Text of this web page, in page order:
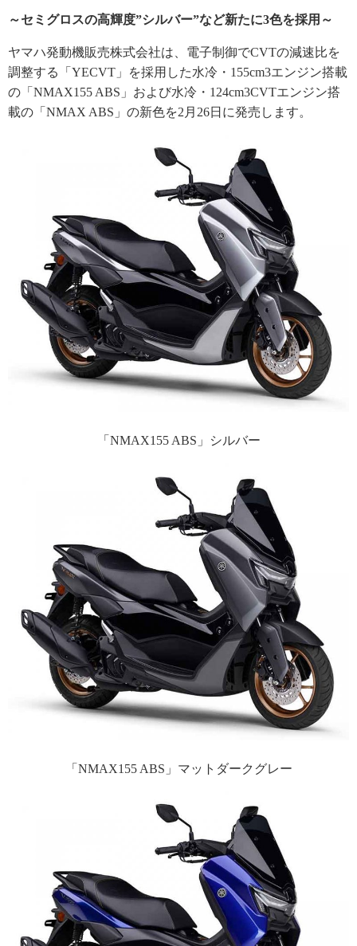
～セミグロスの高輝度”シルバー”など新たに3色を採用～
ヤマハ発動機販売株式会社は、電子制御でCVTの減速比を
調整する「YECVT」を採用した水冷・155cm3エンジン搭載
の「NMAX155 ABS」および水冷・124cm3CVTエンジン搭
載の「NMAX ABS」の新色を2月26日に発売します。
「NMAX155 ABS」シルバー
「NMAX155 ABS」マットダークグレー